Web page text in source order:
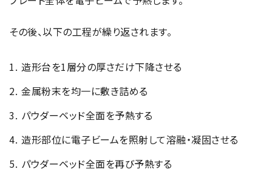
その後、以下の工程が繰り返されます。
造形台を1層分の厚さだけ下降させる
金属粉末を均一に敷き詰める
パウダーベッド全面を予熱する
造形部位に電子ビームを照射して溶融・凝固させる
パウダーベッド全面を再び予熱する